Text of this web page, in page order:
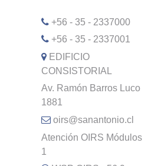
+56 - 35 - 2337000
+56 - 35 - 2337001
EDIFICIO
CONSISTORIAL
Av. Ramón Barros Luco
1881
oirs@sanantonio.cl
Atención OIRS Módulos
1